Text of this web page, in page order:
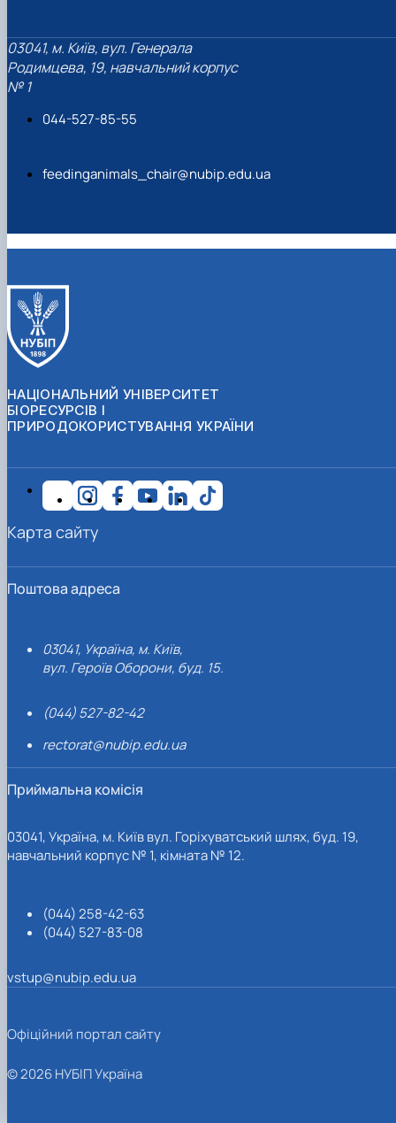
03041, м. Київ, вул. Генерала
Родимцева, 19, навчальний корпус
№ 1
044-527-85-55
feedinganimals_chair@nubip.edu.ua
НАЦІОНАЛЬНИЙ УНІВЕРСИТЕТ
БІОРЕСУРСІВ І
ПРИРОДОКОРИСТУВАННЯ УКРАЇНИ
Поштова адреса
03041, Україна, м. Київ,
вул. Героїв Оборони, буд. 15.
(044) 527-82-42
rectorat@nubip.edu.ua
Приймальна комісія
03041, Україна, м. Київ вул. Горіхуватський шлях, буд. 19,
навчальний корпус № 1, кімната № 12.
(044) 258-42-63
(044) 527-83-08
vstup@nubip.edu.ua
Карта сайту
Офіційний портал сайту
© 2026 НУБІП Україна